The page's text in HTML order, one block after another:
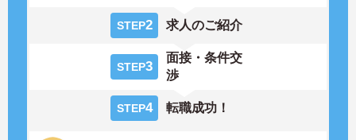
STEP2 求人のご紹介
STEP3
面接・条件交
渉
STEP4 転職成功！